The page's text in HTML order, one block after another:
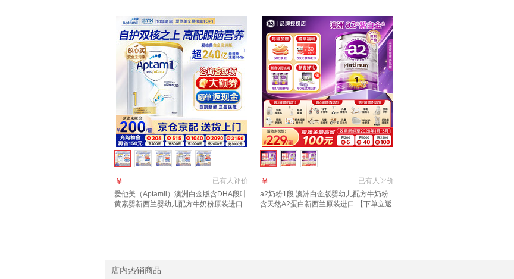
已有人评价
￥
爱他美（Aptamil）澳洲白金版含DHA段叶
黄素婴新西兰婴幼儿配方牛奶粉原装进口
已有人评价
￥
a2奶粉1段 澳洲白金版婴幼儿配方牛奶粉
含天然A2蛋白新西兰原装进口 【下单立返
店内热销商品